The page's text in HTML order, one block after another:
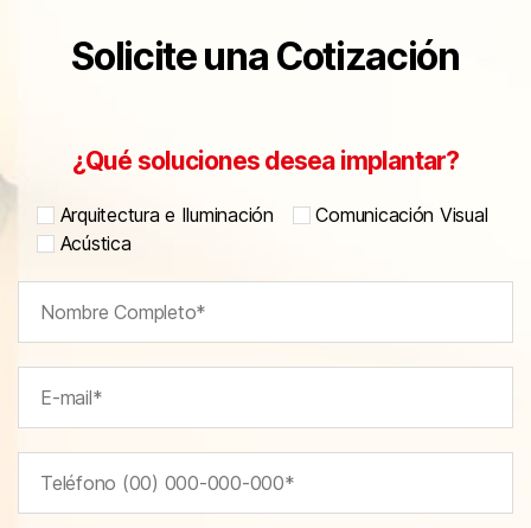
Solicite una Cotización
¿Qué soluciones desea implantar?
Arquitectura e Iluminación
Comunicación Visual
Acústica